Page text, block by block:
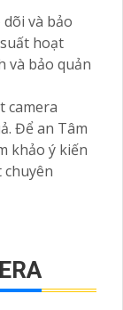
và bảo
hoạt
và bảo quản
camera
Để an Tâm
khảo ý kiến